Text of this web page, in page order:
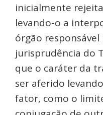
inicialmente
levando-o a
órgão
jurisprudência do
que o caráter da
ser aferido
fator, como o